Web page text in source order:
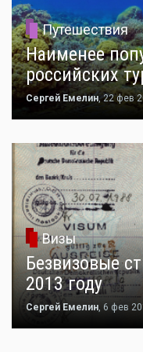
Путешествия
Наименее
российских
Сергей Емелин, 22 фев
Визы
Безвизовые
2013 году
Сергей Емелин , 6 фев